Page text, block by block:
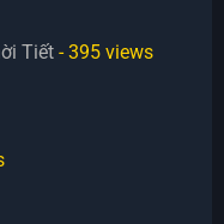
Tiết - 395 views